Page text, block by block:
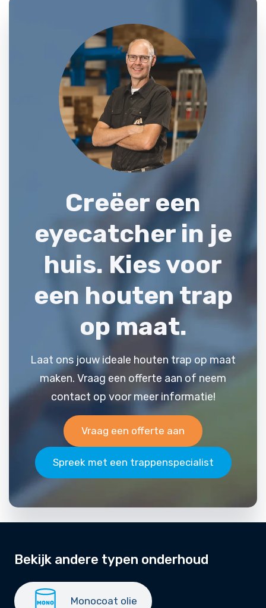
Creëer een
eyecatcher in je
huis. Kies voor
een houten trap
op maat.
Laat ons jouw ideale houten trap op maat
maken. Vraag een offerte aan of neem
contact op voor meer informatie!
Vraag een offerte aan
Spreek met een trappenspecialist
Bekijk andere typen onderhoud
Monocoat olie